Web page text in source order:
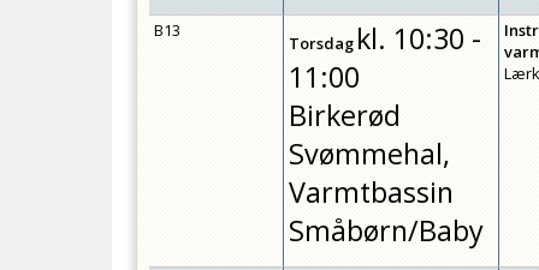
B13
Torsdagkl. 10:30 -
11:00
Birkerød
Svømmehal,
Varmtbassin
Småbørn/Baby